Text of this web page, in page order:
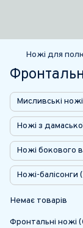
Ножі для
Мисливські ножі
Ножі з
Ножі бокового
Ножі-
Немає товарів
Фронтальні ножі